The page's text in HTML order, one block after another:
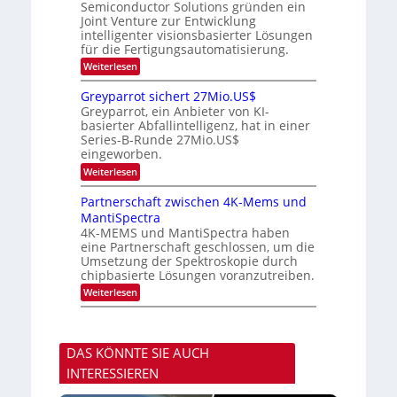
n
d
s
e
n
H
a
l
b
j
a
h
r
m
t
i
n
d
e
D
A
C
H
-
I
n
d
u
t
i
e
z
u
-
K
u
r
s
v
o
n
P
h
o
t
o
n
i
c
s
H
u
b
Semiconductor Solutions gründen ein
Joint Venture zur Entwicklung
intelligenter visionsbasierter Lösungen
für die Fertigungsautomatisierung.
Weiterlesen:
M
t
s
u
b
i
s
h
i
E
l
e
t
r
i
c
u
o
y
s
Greyparrot sichert 27Mio.US$
Greyparrot, ein Anbieter von KI-
basierter Abfallintelligenz, hat in einer
Series-B-Runde 27Mio.US$
eingeworben.
Weiterlesen:
G
r
e
y
p
a
r
r
o
t
s
h
e
r
t
2
Partnerschaft zwischen 4K-Mems und
MantiSpectra
4K-MEMS und MantiSpectra haben
eine Partnerschaft geschlossen, um die
Umsetzung der Spektroskopie durch
chipbasierte Lösungen voranzutreiben.
Weiterlesen:
P
t
n
e
r
DAS KÖNNTE SIE AUCH
INTERESSIEREN